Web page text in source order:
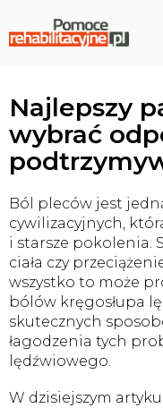
treści
Najlepszy
wybrać
Ból pleców jest
cywilizacyjnych,
i starsze pokolenia.
ciała czy
wszystko to może
bólów kręgosłupa
skutecznych
łagodzenia tych
lędźwiowego.
W dzisiejszym